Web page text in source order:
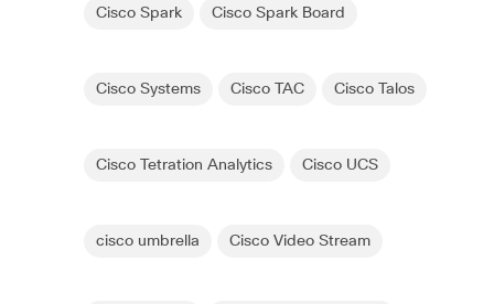
Cisco Spark Cisco Spark Board
Cisco Systems Cisco TAC Cisco Talos
Cisco Tetration Analytics Cisco UCS
cisco umbrella Cisco Video Stream